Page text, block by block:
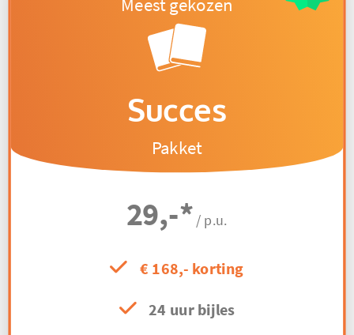
Succes
Pakket
29,-* / p.u.
€ 168,- korting
24 uur bijles